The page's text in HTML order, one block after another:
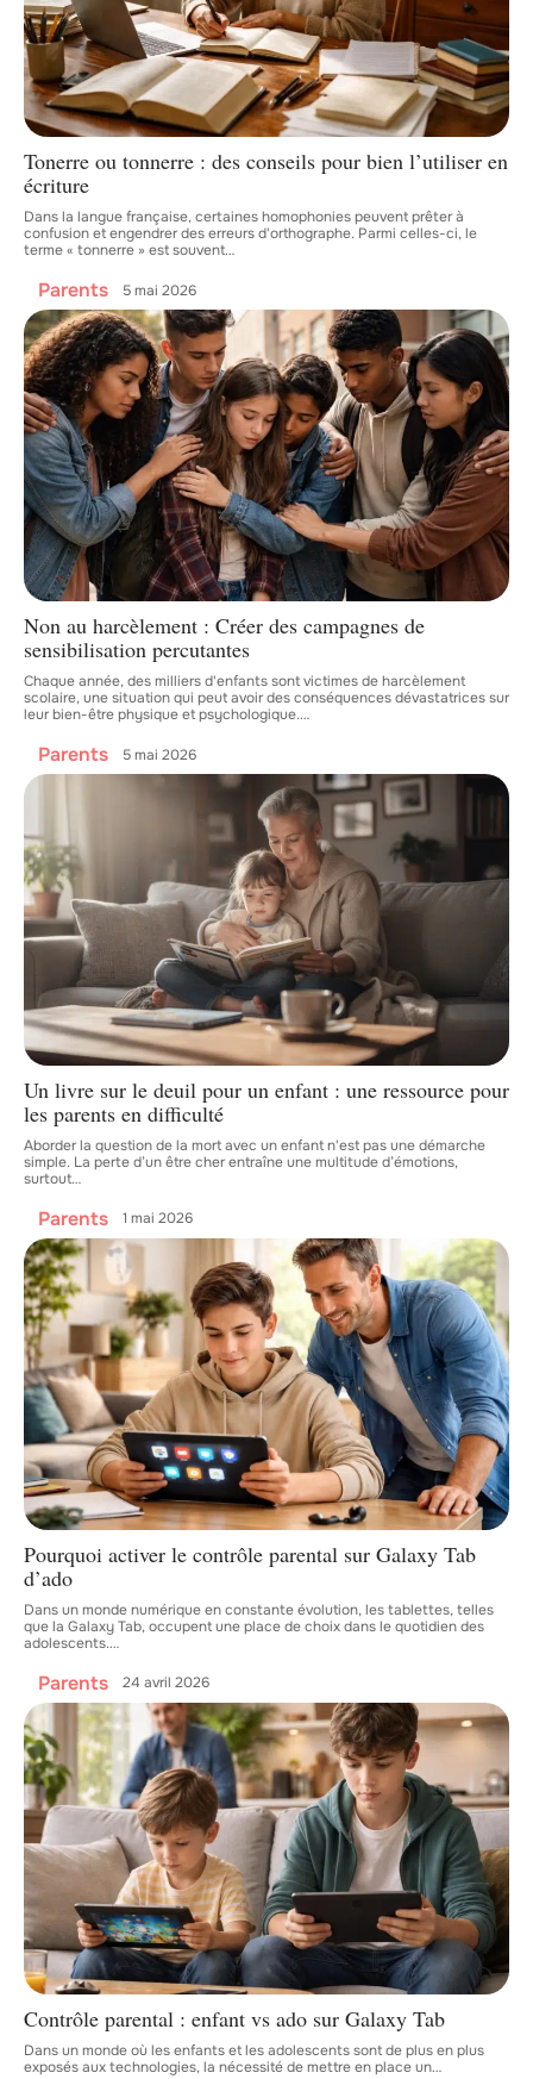
Tonerre ou tonnerre : des conseils pour bien l’utiliser en
écriture
Dans la langue française, certaines homophonies peuvent prêter à
confusion et engendrer des erreurs d'orthographe. Parmi celles-ci, le
terme « tonnerre » est souvent…
Parents 5 mai 2026
Non au harcèlement : Créer des campagnes de
sensibilisation percutantes
Chaque année, des milliers d'enfants sont victimes de harcèlement
scolaire, une situation qui peut avoir des conséquences dévastatrices sur
leur bien-être physique et psychologique.…
Parents 5 mai 2026
Un livre sur le deuil pour un enfant : une ressource pour
les parents en difficulté
Aborder la question de la mort avec un enfant n'est pas une démarche
simple. La perte d’un être cher entraîne une multitude d’émotions,
surtout…
Parents 1 mai 2026
Pourquoi activer le contrôle parental sur Galaxy Tab
d’ado
Dans un monde numérique en constante évolution, les tablettes, telles
que la Galaxy Tab, occupent une place de choix dans le quotidien des
adolescents.…
Parents 24 avril 2026
Contrôle parental : enfant vs ado sur Galaxy Tab
Dans un monde où les enfants et les adolescents sont de plus en plus
exposés aux technologies, la nécessité de mettre en place un…